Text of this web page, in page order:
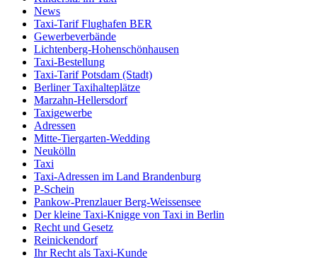
News
Taxi-Tarif Flughafen BER
Gewerbeverbände
Lichtenberg-Hohenschönhausen
Taxi-Bestellung
Taxi-Tarif Potsdam (Stadt)
Berliner Taxihalteplätze
Marzahn-Hellersdorf
Taxigewerbe
Adressen
Mitte-Tiergarten-Wedding
Neukölln
Taxi
Taxi-Adressen im Land Brandenburg
P-Schein
Pankow-Prenzlauer Berg-Weissensee
Der kleine Taxi-Knigge von Taxi in Berlin
Recht und Gesetz
Reinickendorf
Ihr Recht als Taxi-Kunde